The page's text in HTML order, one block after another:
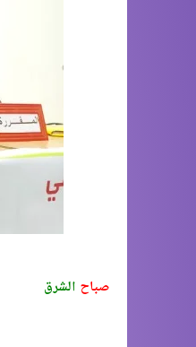
صباح الشرق